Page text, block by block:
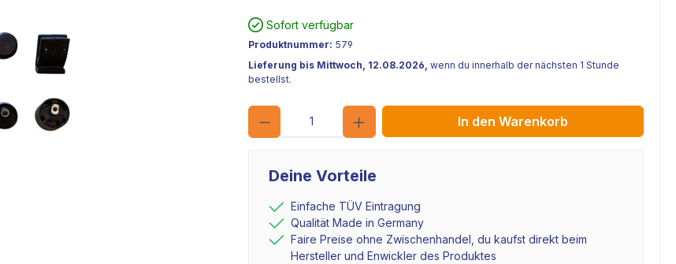
Sofort verfügbar
Produktnummer: 579
Lieferung bis Mittwoch, 12.08.2026, wenn du innerhalb der nächsten 1 Stunde
bestellst.
Anzahl
In den Warenkorb
Deine Vorteile
Einfache TÜV Eintragung
Qualität Made in Germany
Faire Preise ohne Zwischenhandel, du kaufst direkt beim
Hersteller und Enwickler des Produktes